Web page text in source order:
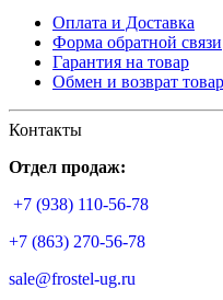
Оплата и Доставка
Форма обратной связи
Гарантия на товар
Обмен и возврат
Контакты
Отдел продаж:
+7 (938) 110-56-78
+7 (863) 270-56-78
sale@frostel-ug.ru